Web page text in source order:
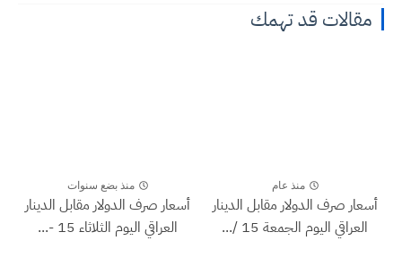
مقالات قد تهمك
منذ عام
أسعار صرف الدولار مقابل الدينار
العراقي اليوم الجمعة 15 /...
منذ بضع سنوات
أسعار صرف الدولار مقابل الدينار
العراقي اليوم الثلاثاء 15 -...